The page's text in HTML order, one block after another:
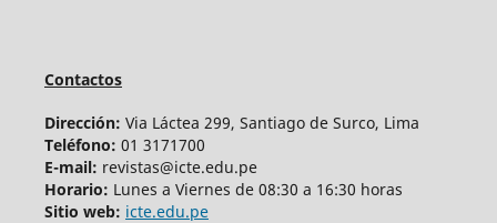
Contactos
Dirección: Via Láctea 299, Santiago de Surco, Lima
Teléfono: 01 3171700
E-mail: revistas@icte.edu.pe
Horario: Lunes a Viernes de 08:30 a 16:30 horas
Sitio web: icte.edu.pe